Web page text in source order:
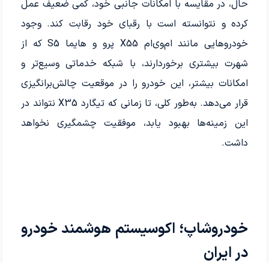
حال، در مقایسه با امکانات جانبی خود، کمی ضعیف عمل
کرده و نتوانسته است با رقبای خود رقابت کند. وجود
خودروهایی مانند ام‌وی‌ام X55 پرو و هایما S5 که از
شهرت بیشتری برخوردارند، با شبکه خدماتی وسیع‌تر و
امکانات بیشتر، این خودرو را در موقعیت چالش‌برانگیزی
قرار می‌دهد. به‌طور کلی، تا زمانی که تیگارد X35 نتواند در
این زمینه‌ها بهبود یابد، موفقیت چشمگیری نخواهد
داشت.
خودروشاپ؛ اکوسیستم هوشمند خودرو
در ایران